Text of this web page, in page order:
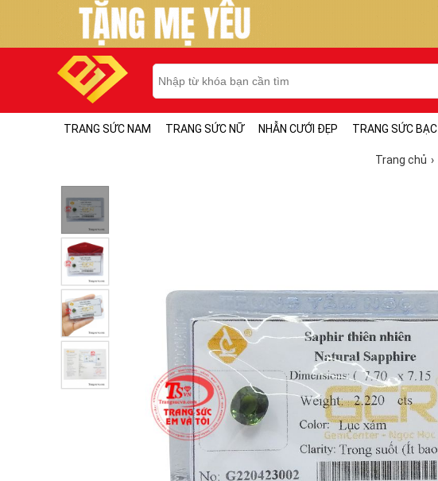
TRANG SỨC NAM TRANG SỨC NỮ NHẪN CƯỚI ĐẸP TRANG SỨC BẠC
Trang chủ